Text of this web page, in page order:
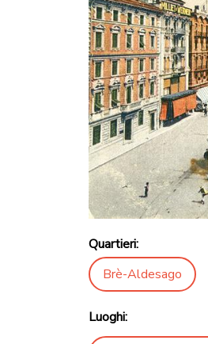
Quartieri:
Brè-Aldesago
Luoghi: